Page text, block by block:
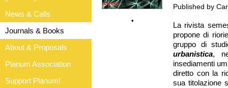
•
Published by
La rivista
propone di
gruppo di
urbanistica,
insediamenti
diretto con la
sua titolazione
News & Calls
Journals & Books
About & Proposals
Planum Association
Support Planum!